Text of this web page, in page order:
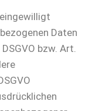
Daten
bzw. Art.